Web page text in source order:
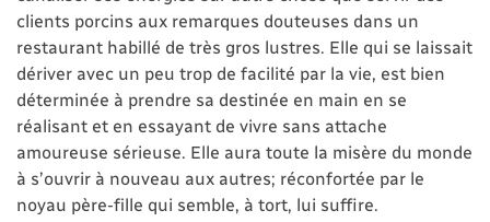
clients porcins aux remarques douteuses dans un
restaurant habillé de très gros lustres. Elle qui se laissait
dériver avec un peu trop de facilité par la vie, est bien
déterminée à prendre sa destinée en main en se
réalisant et en essayant de vivre sans attache
amoureuse sérieuse. Elle aura toute la misère du monde
à s’ouvrir à nouveau aux autres; réconfortée par le
noyau père-fille qui semble, à tort, lui suffire.